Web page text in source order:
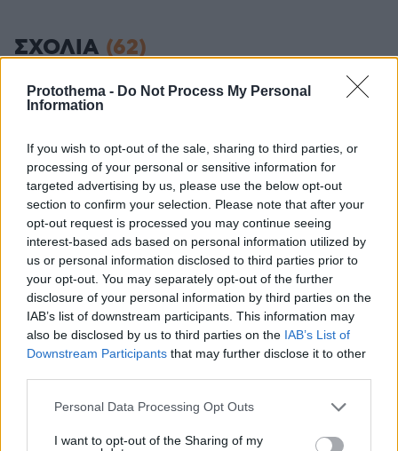
Protothema - Do Not Process My Personal
Information
If you wish to opt-out of the sale, sharing to third parties, or
processing of your personal or sensitive information for
targeted advertising by us, please use the below opt-out
section to confirm your selection. Please note that after your
opt-out request is processed you may continue seeing
interest-based ads based on personal information utilized by
us or personal information disclosed to third parties prior to
your opt-out. You may separately opt-out of the further
disclosure of your personal information by third parties on the
IAB’s list of downstream participants. This information may
also be disclosed by us to third parties on the IAB’s List of
Downstream Participants that may further disclose it to other
Please note that this website/app uses one or more Google
not limited to your visit or usage behaviour. You may click to
Personal Data Processing Opt Outs
I want to opt-out of the Sharing of my
ΣΧΟΛΙΑ (62)
ΠΡΟΣΘΗΚΗ ΣΧΟΛΙΟΥ
Κοκκινομμαλλης
20.10.2021, 04:14
Μαζι σου Γεοργο για μια καινουρια Ελλας.Μονο εσυ
μπορεις!Σε εχουμε και στο σπιτι στο σαλονι αφισα
πανω απο το τζακι απο το Συνταγμα αν θυμασαι ειμαι
εκεινος ο κοντος ο κοκκινομμαλλης που σε ειχα
κερασει μπουγατσα με κιμα στο Μπουγατσαδικο στην
Μιτροπωλεως και μιλουσαμε για ποδηλατα και
σαμπρελες
ΑΠΑΝΤΗΣΗ
19.10.2021, 12:09